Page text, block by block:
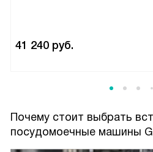
41 240 руб.
Почему стоит выбрать
посудомоечные машины